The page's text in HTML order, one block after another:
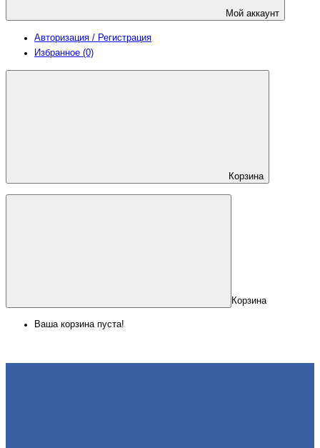
Мой аккаунт
Авторизация / Регистрация
Избранное (0)
Корзина
Корзина
Ваша корзина пуста!